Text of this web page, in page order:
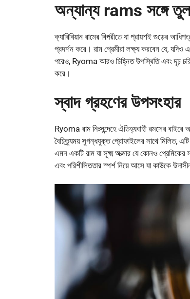
অন্যান্য rams সঙ্গে
ক্যারিবিয়ান রামের বিপরীতে যা প্রায়শই গুড়ের
প্রদর্শন করে। রাম প্রেমীরা লক্ষ্য করবেন যে, যদিও
পরেও, Ryoma আরও চিহ্নিত উপস্থিতি এবং দৃঢ়
করে।
স্বাদ গ্রহণের উপসংহার
Ryoma রাম নিঃসন্দেহে ঐতিহ্যবাহী রমসের
বৈচিত্র্যময় সুগন্ধযুক্ত প্রোফাইলের সাথে মিলিত,
এমন একটি রাম যা সূক্ষ্ম আত্মার যে কোনও
এবং পরিশীলিততার স্পর্শ নিয়ে আসে যা কাউকে